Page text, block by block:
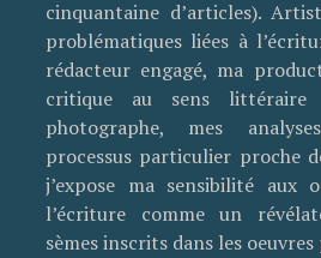
cinquantaine d’articles).
problématiques liées à
rédacteur engagé, ma
critique au sens
photographe, mes
processus particulier proche
j’expose ma sensibilité aux
l’écriture comme un
sèmes inscrits dans les oeuvres